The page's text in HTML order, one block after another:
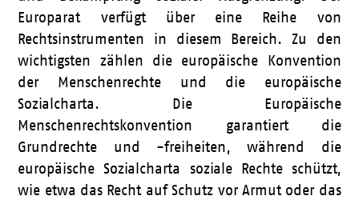
Europarat verfügt über eine Reihe von
Rechtsinstrumenten in diesem Bereich. Zu den
wichtigsten zählen die europäische Konvention
der Menschenrechte und die europäische
Sozialcharta. Die Europäische
Menschenrechtskonvention garantiert die
Grundrechte und -freiheiten, während die
europäische Sozialcharta soziale Rechte schützt,
wie etwa das Recht auf Schutz vor Armut oder das